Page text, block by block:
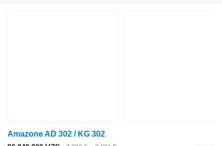
Amazone AD 302 / KG 302